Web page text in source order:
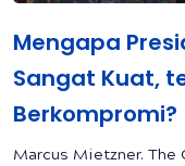
Mengapa
Sangat Kuat,
Berkompromi?
Marcus Mietzner. The